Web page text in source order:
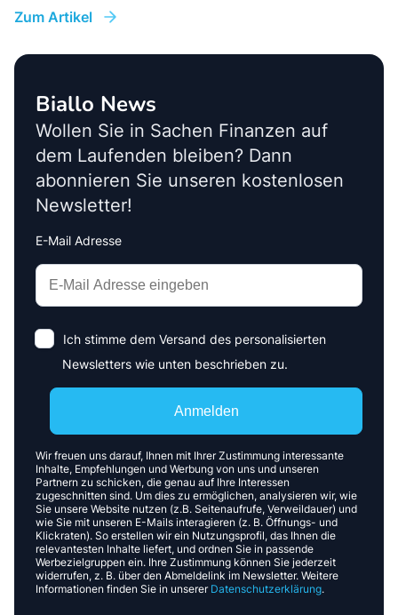
Zum Artikel
Biallo News
Wollen Sie in Sachen Finanzen auf
dem Laufenden bleiben? Dann
abonnieren Sie unseren kostenlosen
Newsletter!
E-Mail Adresse
Interests
Amount
Anmelden
Ich stimme dem Versand des personalisierten
Newsletters wie unten beschrieben zu.
Wir freuen uns darauf, Ihnen mit Ihrer Zustimmung interessante
Inhalte, Empfehlungen und Werbung von uns und unseren
Partnern zu schicken, die genau auf Ihre Interessen
zugeschnitten sind. Um dies zu ermöglichen, analysieren wir, wie
Sie unsere Website nutzen (z.B. Seitenaufrufe, Verweildauer) und
wie Sie mit unseren E-Mails interagieren (z. B. Öffnungs- und
Klickraten). So erstellen wir ein Nutzungsprofil, das Ihnen die
relevantesten Inhalte liefert, und ordnen Sie in passende
Werbezielgruppen ein. Ihre Zustimmung können Sie jederzeit
widerrufen, z. B. über den Abmeldelink im Newsletter. Weitere
Informationen finden Sie in unserer Datenschutzerklärung.